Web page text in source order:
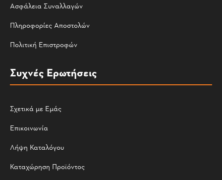
Ασφάλεια Συναλλαγών
Πληροφορίες Αποστολών
Πολιτική Επιστροφών
Συχνές Ερωτήσεις
Σχετικά με Εμάς
Επικοινωνία
Λήψη Καταλόγου
Καταχώρηση Προϊόντος